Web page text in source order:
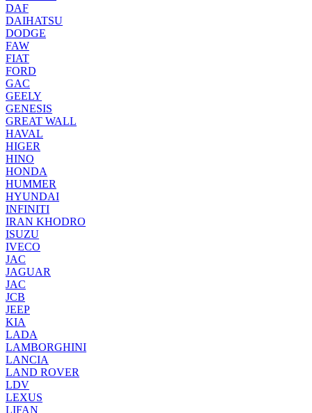
DAF
DAIHATSU
DODGE
FAW
FIAT
FORD
GAC
GEELY
GENESIS
GREAT WALL
HAVAL
HIGER
HINO
HONDA
HUMMER
HYUNDAI
INFINITI
IRAN KHODRO
ISUZU
IVECO
JAC
JAGUAR
JAС
JCB
JEEP
KIA
LADA
LAMBORGHINI
LANCIA
LAND ROVER
LDV
LEXUS
LIFAN